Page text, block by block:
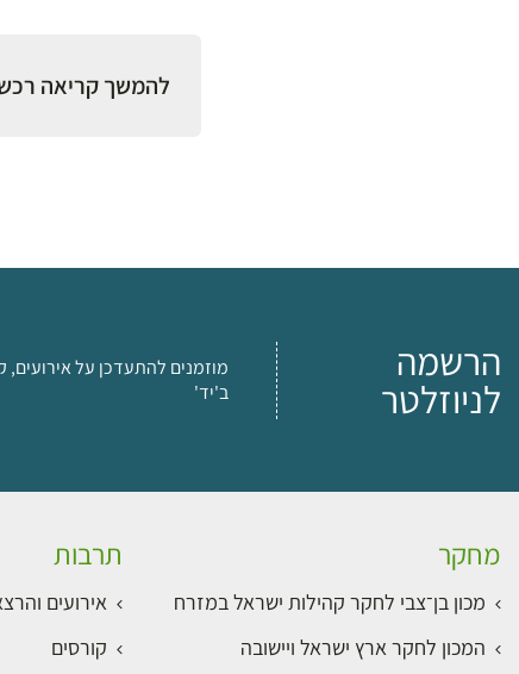
להמשך קריאה
הרשמה
לניוזלטר
מוזמנים להתעדכן על
ב'יד'
מחקר
מכון בן־צבי לחקר קהילות ישראל במזרח
המכון לחקר ארץ ישראל ויישובה
תרבות
אירועים
קורסים